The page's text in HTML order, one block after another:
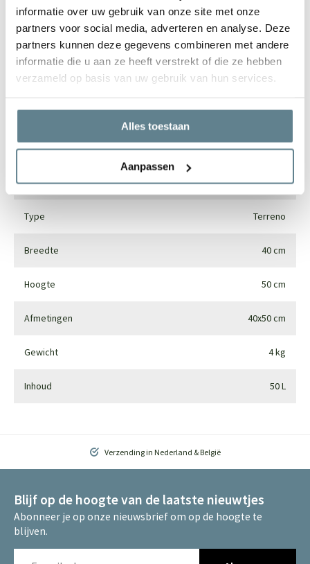
informatie over uw gebruik van onze site met onze
partners voor social media, adverteren en analyse. Deze
partners kunnen deze gegevens combineren met andere
informatie die u aan ze heeft verstrekt of die ze hebben
verzameld op basis van uw gebruik van hun services.
Alles toestaan
Aanpassen
Specificaties
Merk Luca lifestyle
Vorm Rond
Gebruik Interieur en exterieur
Materiaal Fiberglass
Type Terreno
Breedte 40 cm
Hoogte 50 cm
Afmetingen 40x50 cm
Gewicht 4 kg
Inhoud 50 L
Verzending in Nederland & België
Blijf op de hoogte van de laatste nieuwtjes
Abonneer je op onze nieuwsbrief om op de hoogte te
blijven.